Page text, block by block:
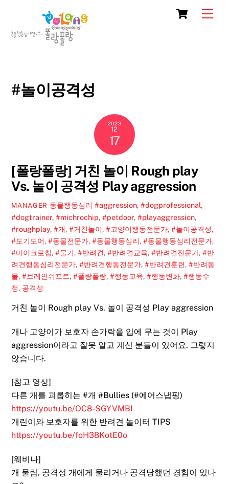
content
Cart
#놀이공격성
2023
12
17
[폴랑폴랑] 거친 놀이 Rough play
Vs. 놀이 공격성 Play aggression
MANAGER 동물행동심리 #aggression, #dogprofessional,
#dogtrainer,#michrochip,#petdoor,#playaggression,
#roughplay,#개,#거친놀이,#고양이행동전문가,#놀이공격성,
#도기도어,#동물전문가,#동물행동심리,#동물행동심리전문가,
#마이크로칩,#물기,#반려견,#반려견교육,#반려견전문가,#반
려견행동심리전문가,#반려견행동전문가,#반려견훈련,#반려동
물,#브레인쉬프트,#폴랑폴랑,#행동교육,#행동변화,#행동수
정, 공격성
거친 놀이 Rough play Vs. 놀이 공격성 Play aggression
개나 고양이가 보호자 손가락을 입에 무는 것이 Play
aggression이라고 잘못 알고 계신 분들이 있어요. 그렇지
않습니다.
[참고 영상]
다른 개를 괴롭히는 #개 #Bullies (#에어스냅핑)
https://youtu.be/OC8-SGYVMBI
개린이와 보호자를 위한 반려견 놀이터 TIPS
https://youtu.be/foH38KotE0o
[웨비나]
개 물림, 공격성 개에게 물리거나 공격당했던 경험이 있나